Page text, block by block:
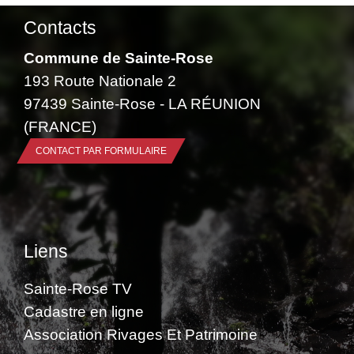
Contacts
Commune de Sainte-Rose
193 Route Nationale 2
97439 Sainte-Rose - LA RÉUNION
(FRANCE)
CONTACT PAR FORMULAIRE
Liens
Sainte-Rose TV
Cadastre en ligne
Association Rivages Et Patrimoine